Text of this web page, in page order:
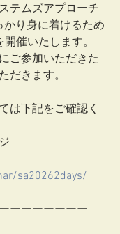
テムズアプローチ
かり身に着けるため
催いたします。
ご参加いただきた
だきます。
は下記をご確認く
sa20262days/
ーーーーーーー